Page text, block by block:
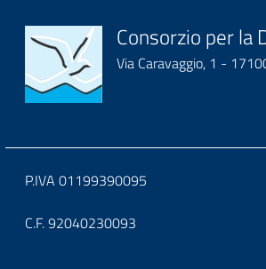
Block
it-
Consorzio per la
Via Caravaggio, 1 -
Block
it-
P.IVA 01199390095
C.F. 92040230093